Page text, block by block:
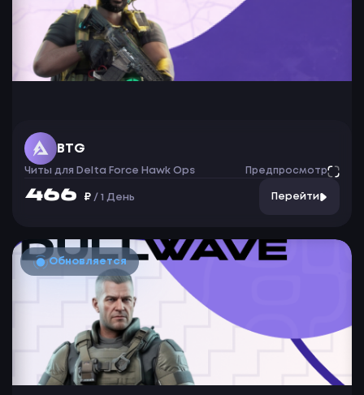
BTG
Читы для Delta Force Hawk Ops Предпросмотр
466 ₽ / 1 День Перейти
Обновляется